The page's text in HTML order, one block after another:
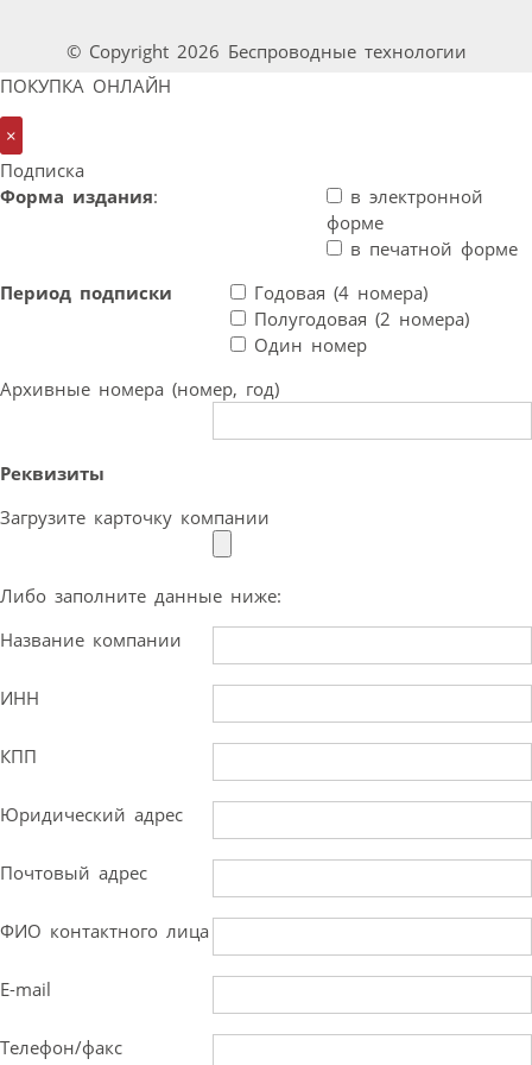
© Copyright 2026 Беспроводные технологии
ПОКУПКА ОНЛАЙН
×
Подписка
Форма издания:
в электронной
форме
в печатной форме
Период подписки
Годовая (4 номера)
Полугодовая (2 номера)
Один номер
Архивные номера (номер, год)
Реквизиты
Загрузите карточку компании
Либо заполните данные ниже:
Название компании
ИНН
КПП
Юридический адрес
Почтовый адрес
ФИО контактного лица
E-mail
Телефон/факс